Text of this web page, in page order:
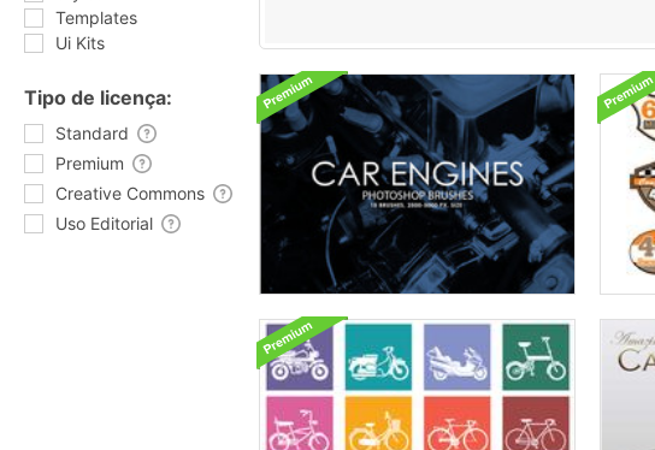
Templates
Ui Kits
Tipo de licença:
Standard
Premium
Creative Commons
Uso Editorial